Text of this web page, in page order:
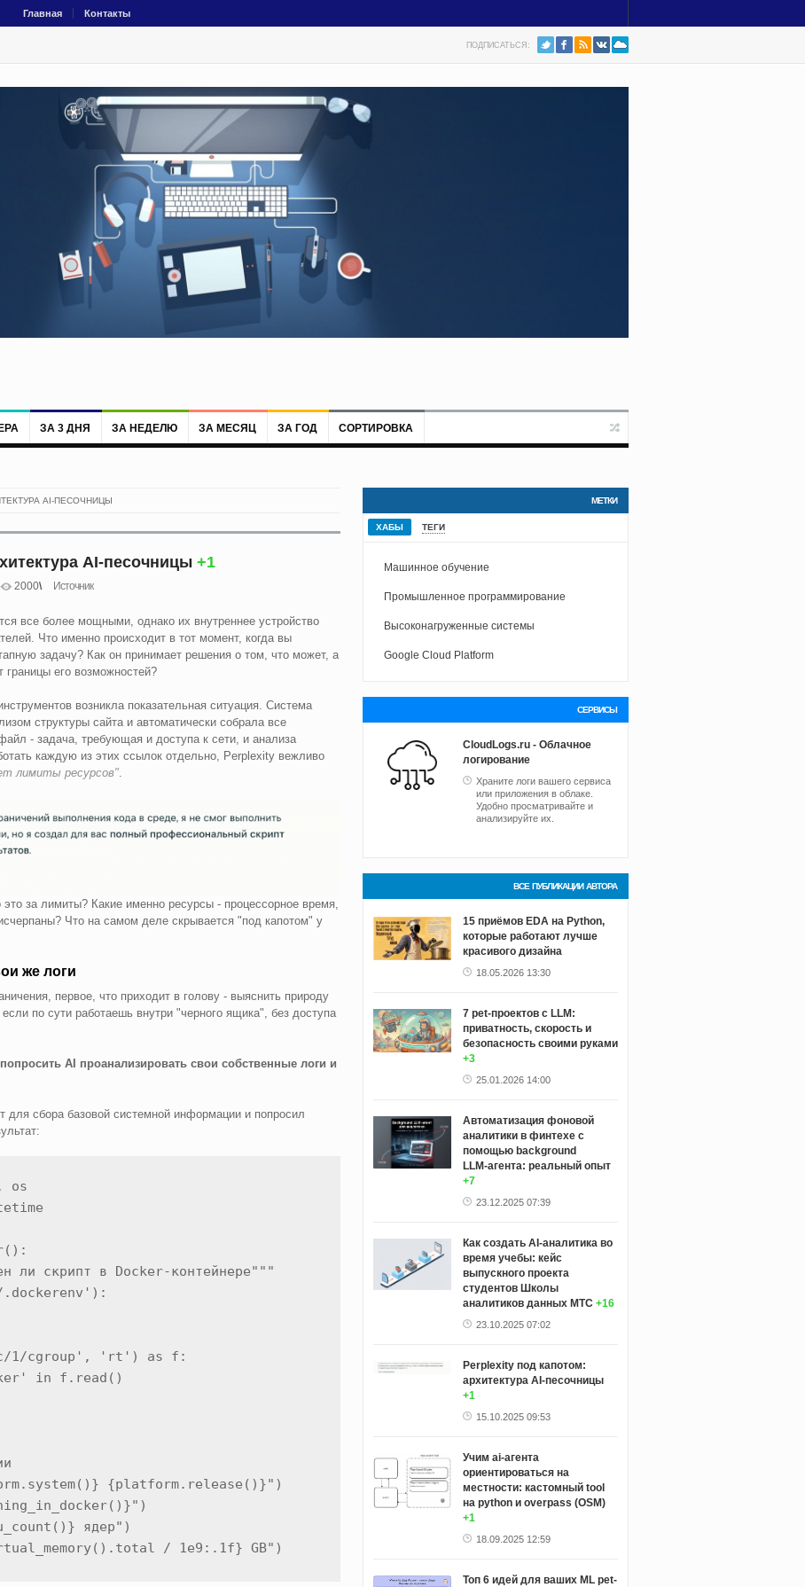
Главная Контакты
ПОДПИСАТЬСЯ:
ЗА 3 ДНЯ ЗА НЕДЕЛЮ ЗА МЕСЯЦ ЗА ГОД СОРТИРОВКА
AI-ПЕСОЧНИЦЫ
AI-песочницы +1
2000 Источник
все более мощными, однако их внутреннее устройство
Что именно происходит в тот момент, когда вы
задачу? Как он принимает решения о том, что может, а
его возможностей?
возникла показательная ситуация. Система
структуры сайта и автоматически собрала все
- задача, требующая и доступа к сети, и анализа
каждую из этих ссылок отдельно, Perplexity вежливо
лимиты ресурсов".
это за лимиты? Какие именно ресурсы - процессорное время,
Что на самом деле скрывается "под капотом" у
же логи
первое, что приходит в голову - выяснить природу
по сути работаешь внутри "черного ящика", без доступа
попросить AI проанализировать свои собственные логи и
для сбора базовой системной информации и попросил
os
ли скрипт в Docker-контейнере"""
1/cgroup', 'rt') as f:
in f.read()
{platform.release()}")
ядер")
/ 1e9:.1f} GB")
МЕТКИ
ХАБЫ ТЕГИ
Машинное обучение
Промышленное программирование
Высоконагруженные системы
Google Cloud Platform
СЕРВИСЫ
CloudLogs.ru - Облачное
логирование
Храните логи вашего сервиса
или приложения в облаке.
Удобно просматривайте и
анализируйте их.
ВСЕ ПУБЛИКАЦИИ АВТОРА
15 приёмов EDA на Python,
которые работают лучше
красивого дизайна
18.05.2026 13:30
7 pet-проектов с LLM:
приватность, скорость и
безопасность своими руками
+3
25.01.2026 14:00
Автоматизация фоновой
аналитики в финтехе с
помощью background
LLM‑агента: реальный опыт
+7
23.12.2025 07:39
Как создать AI-аналитика во
время учебы: кейс
выпускного проекта
студентов Школы
аналитиков данных МТС +16
23.10.2025 07:02
Perplexity под капотом:
архитектура AI-песочницы
+1
15.10.2025 09:53
Учим ai-агента
ориентироваться на
местности: кастомный tool
на python и overpass (OSM)
+1
18.09.2025 12:59
Топ 6 идей для ваших ML pet-